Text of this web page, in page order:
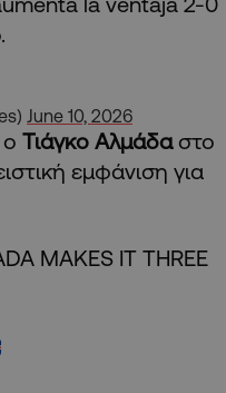
June 10, 2026
Τιάγκο Αλμάδαστο
εμφάνιση για
MAKES IT THREE